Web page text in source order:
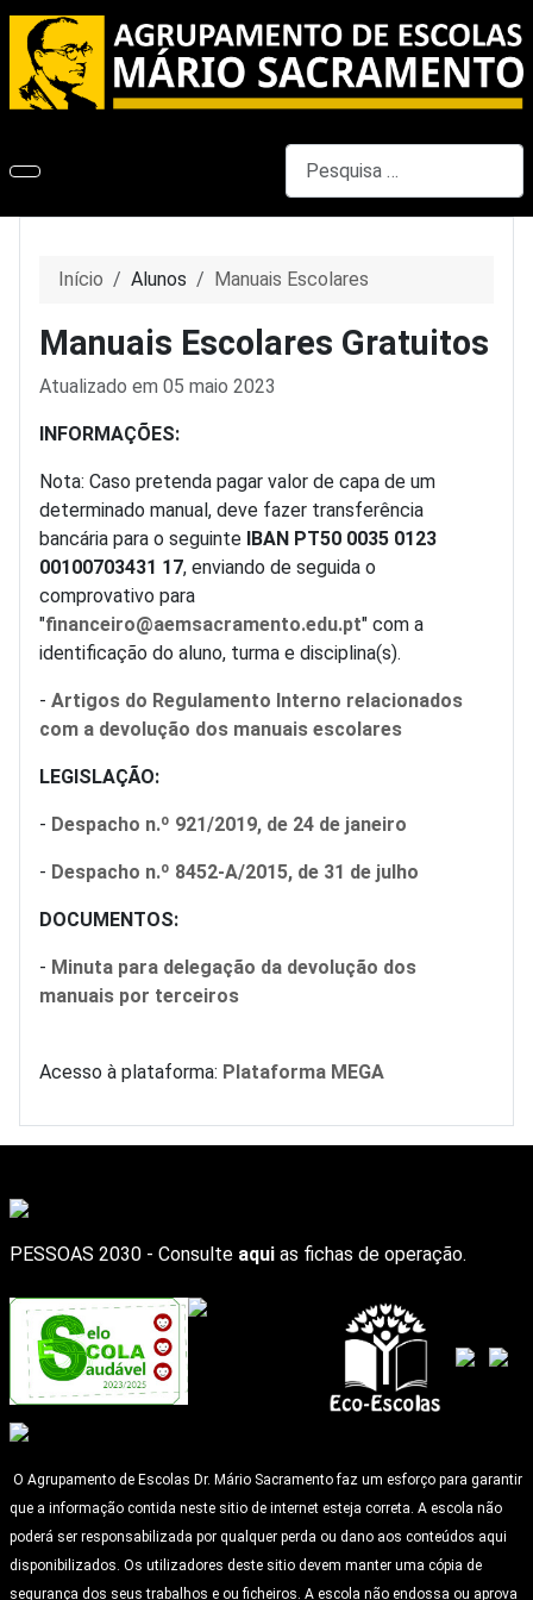
Início Alunos Manuais Escolares
Manuais Escolares Gratuitos
Detalhes
Atualizado em 05 maio 2023
INFORMAÇÕES:
Nota: Caso pretenda pagar valor de capa de um
determinado manual, deve fazer transferência
bancária para o seguinte IBAN PT50 0035 0123
00100703431 17, enviando de seguida o
comprovativo para
"financeiro@aemsacramento.edu.pt" com a
identificação do aluno, turma e disciplina(s).
- Artigos do Regulamento Interno relacionados
com a devolução dos manuais escolares
LEGISLAÇÃO:
- Despacho n.º 921/2019, de 24 de janeiro
- Despacho n.º 8452-A/2015, de 31 de julho
DOCUMENTOS:
- Minuta para delegação da devolução dos
manuais por terceiros
Acesso à plataforma: Plataforma MEGA
PESSOAS 2030 - Consulte aqui as fichas de operação.
O Agrupamento de Escolas Dr. Mário Sacramento faz um esforço para garantir
que a informação contida neste sitio de internet esteja correta. A escola não
poderá ser responsabilizada por qualquer perda ou dano aos conteúdos aqui
disponibilizados. Os utilizadores deste sitio devem manter uma cópia de
segurança dos seus trabalhos e ou ficheiros. A escola não endossa ou aprova